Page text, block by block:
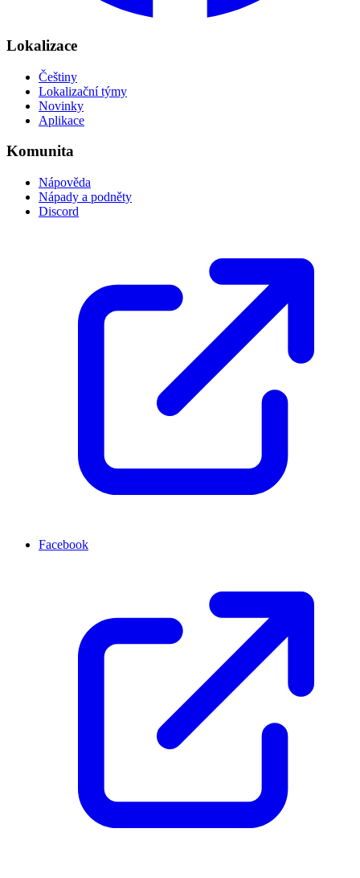
Lokalizace
Češtiny
Lokalizační týmy
Novinky
Aplikace
Komunita
Nápověda
Nápady a podněty
Discord
Facebook